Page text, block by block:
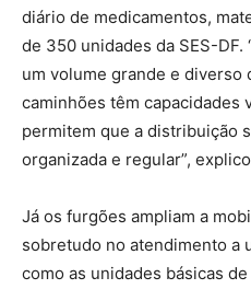
diário de medicamentos,
de 350 unidades da SES-DF.
um volume grande e diverso
caminhões têm capacidades
permitem que a distribuição
organizada e regular”,
Já os furgões ampliam a
sobretudo no atendimento a
como as unidades básicas